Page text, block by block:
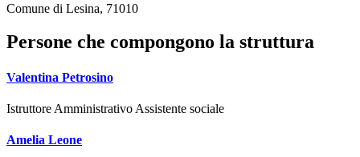
Comune di Lesina, 71010
Persone che compongono la struttura
Valentina Petrosino
Istruttore Amministrativo Assistente sociale
Amelia Leone